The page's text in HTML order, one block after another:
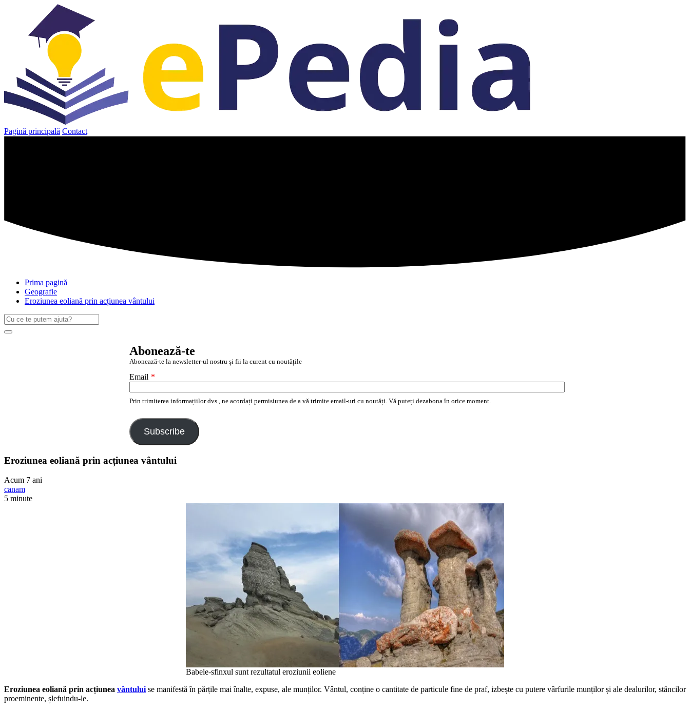
Pagină principală Contact
Prima pagină
Geografie
Eroziunea eoliană prin acțiunea vântului
Caută
după:
Search
Abonează-te
Abonează-te la newsletter-ul nostru și fii la curent cu noutățile
Email *
Prin trimiterea informațiilor dvs., ne acordați permisiunea de a vă trimite email-uri cu noutăți. Vă puteți dezabona în orice moment.
Subscribe
Eroziunea eoliană prin acțiunea vântului
Acum 7 ani
canam
5 minute
Babele-sfinxul sunt rezultatul eroziunii eoliene
Eroziunea eoliană prin acțiunea vântului se manifestă în părțile mai înalte, expuse, ale munților. Vântul, conține o cantitate de particule fine de praf, izbește cu putere vârfurile munților și ale dealurilor, stâncilor
proeminente, șlefuindu-le.